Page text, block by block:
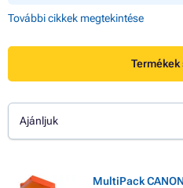
További cikkek megtekintése
Termékek
Ajánljuk
MultiPack